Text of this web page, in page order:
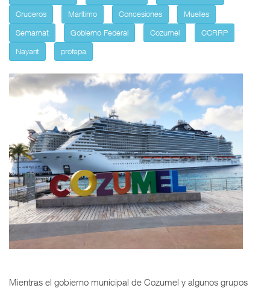
Cruceros
Marítimo Concesiones
Muelles
Semarnat
Gobierno Federal Cozumel
CCRRP
Nayarit
profepa
Mientras el gobierno municipal de Cozumel y algunos grupos